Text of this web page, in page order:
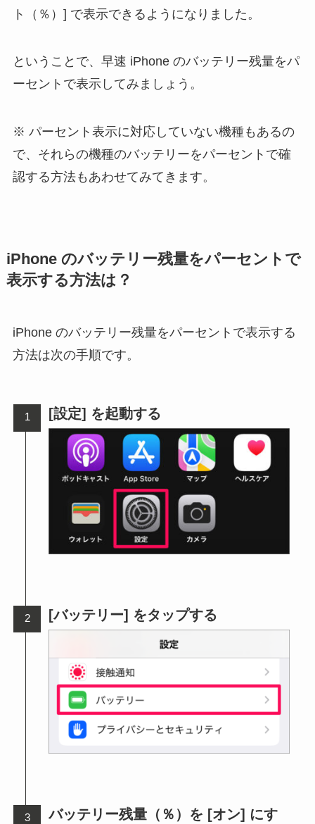
ト（％）] で表示できるようになりました。
ということで、早速 iPhone のバッテリー残量をパ
ーセントで表示してみましょう。
パーセント表示に対応していない機種もあるの
で、それらの機種のバッテリーをパーセントで確
認する方法もあわせてみてきます。
iPhone のバッテリー残量をパーセントで
表示する方法は？
iPhone のバッテリー残量をパーセントで表示する
方法は次の手順です。
[設定] を起動する
[バッテリー] をタップする
バッテリー残量（％）を [オン] にす